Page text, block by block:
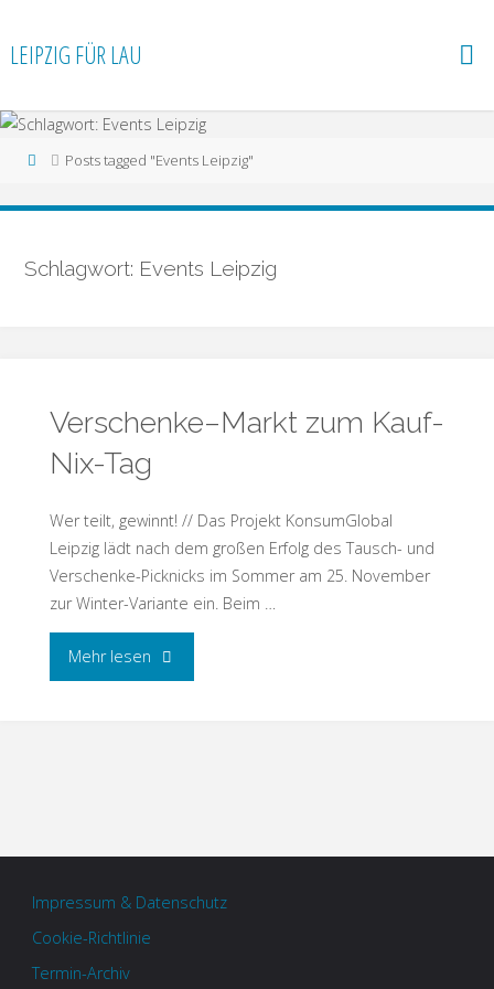
LEIPZIG FÜR LAU
Posts tagged "Events Leipzig"
Schlagwort: Events Leipzig
Verschenke–Markt zum Kauf-
Nix-Tag
Wer teilt, gewinnt! // Das Projekt KonsumGlobal
Leipzig lädt nach dem großen Erfolg des Tausch- und
Verschenke-Picknicks im Sommer am 25. November
zur Winter-Variante ein. Beim …
Mehr lesen
Impressum & Datenschutz
Cookie-Richtlinie
Termin-Archiv